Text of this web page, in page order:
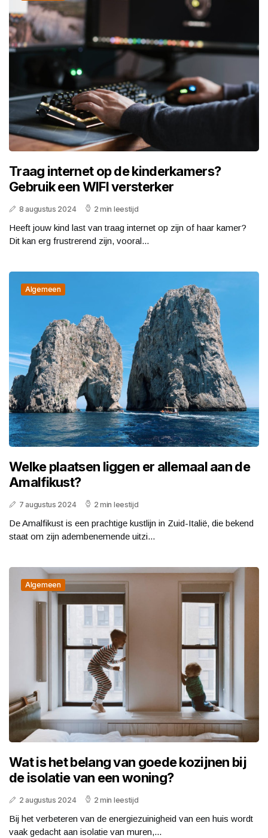
Traag internet op de kinderkamers?
Gebruik een WIFI versterker
8 augustus 2024 2 min leestijd
Heeft jouw kind last van traag internet op zijn of haar kamer?
Dit kan erg frustrerend zijn, vooral...
Algemeen
Welke plaatsen liggen er allemaal aan de
Amalfikust?
7 augustus 2024 2 min leestijd
De Amalfikust is een prachtige kustlijn in Zuid-Italië, die bekend
staat om zijn adembenemende uitzi...
Algemeen
Wat is het belang van goede kozijnen bij
de isolatie van een woning?
2 augustus 2024 2 min leestijd
Bij het verbeteren van de energiezuinigheid van een huis wordt
vaak gedacht aan isolatie van muren,...